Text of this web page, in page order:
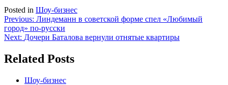
Posted in Шоу-бизнес
Навигация
по
Previous: Линдеманн в советской форме спел «Любимый
город» по-русски
Next: Дочери Баталова вернули отнятые квартиры
Related Posts
Шоу-бизнес